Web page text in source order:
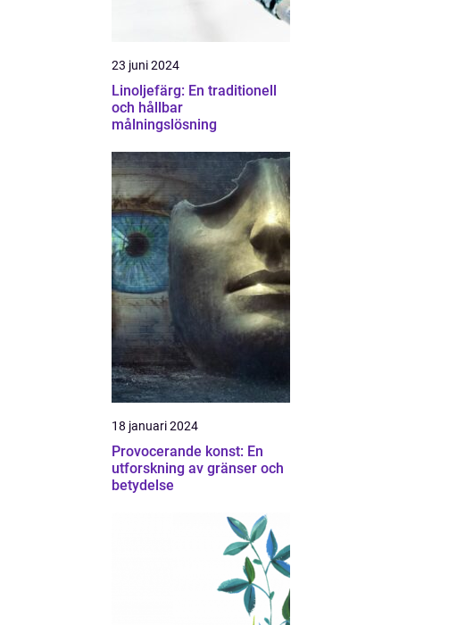
23 juni 2024
Linoljefärg: En traditionell
och hållbar
målningslösning
18 januari 2024
Provocerande konst: En
utforskning av gränser och
betydelse